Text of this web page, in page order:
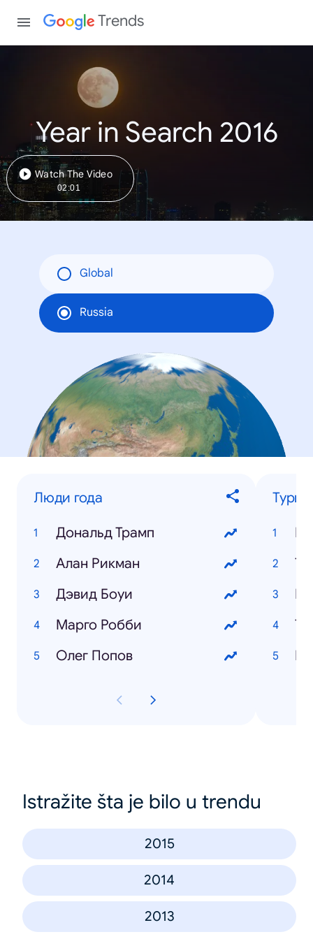
Trends
Year in Search 2016
Watch The Video
02:01
Global
Russia
Люди года
Дональд Трамп
Алан Рикман
Дэвид Боуи
Марго Робби
Олег Попов
Istražite šta je bilo u trendu
2015
2014
2013